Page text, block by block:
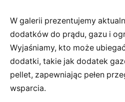
W galerii prezentujemy
dodatków do prądu, gazu i
Wyjaśniamy, kto może
dodatki, takie jak dodatek
pellet, zapewniając pełen
wsparcia.